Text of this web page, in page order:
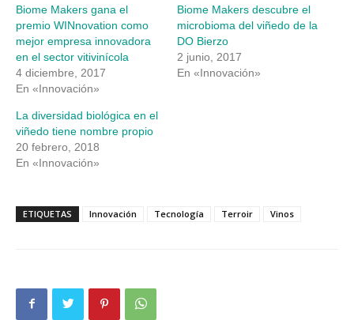
ventana
nueva)
ventana
nueva)
Biome Makers gana el
premio WINnovation como
mejor empresa innovadora
en el sector vitivinícola
4 diciembre, 2017
En «Innovación»
Biome Makers descubre el
microbioma del viñedo de la
DO Bierzo
2 junio, 2017
En «Innovación»
La diversidad biológica en el
viñedo tiene nombre propio
20 febrero, 2018
En «Innovación»
ETIQUETAS Innovación Tecnología Terroir Vinos